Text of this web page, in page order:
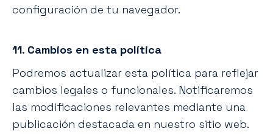
configuración de tu navegador.
11. Cambios en esta política
Podremos actualizar esta política para reflejar
cambios legales o funcionales. Notificaremos
las modificaciones relevantes mediante una
publicación destacada en nuestro sitio web.